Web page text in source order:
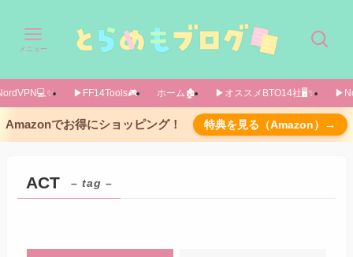
メニュー
▶FF14Tools🎮️ ホーム🏚️ ▶オススメBTO14社🖥️✨️
Amazonでお得にショッピング！ 特典を見る（Amazon）→
ACT – tag –